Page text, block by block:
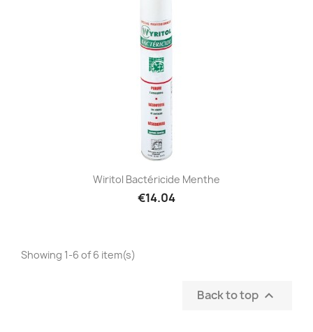
Wiritol Bactéricide Menthe
€14.04
Showing 1-6 of 6 item(s)
Back to top 